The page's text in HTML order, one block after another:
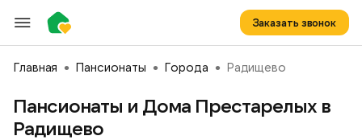
Заказать звонок
Главная Пансионаты Города Радищево
Пансионаты и Дома Престарелых в
Радищево